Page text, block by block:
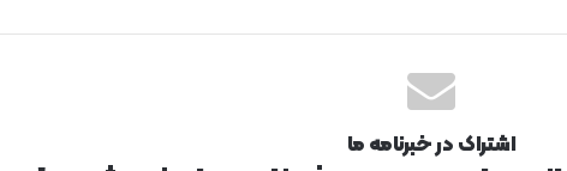
اشتراک در خبرنامه ما